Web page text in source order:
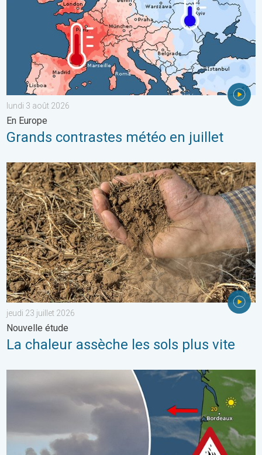
lundi 3 août 2026
En Europe
Grands contrastes météo en juillet
La chaleur assèche les sols plus vite. Nouvelle étude. . . jeudi
jeudi 23 juillet 2026
Nouvelle étude
La chaleur assèche les sols plus vite
Les feux de forêt sont incontrôlables. L'Espagne et la France.